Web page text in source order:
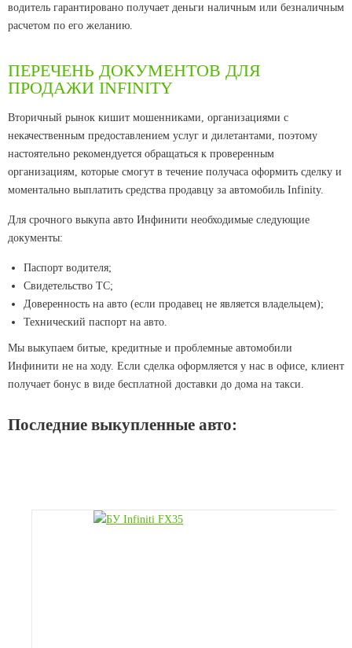
водитель гарантировано получает деньги наличным или безналичным
расчетом по его желанию.
ПЕРЕЧЕНЬ ДОКУМЕНТОВ ДЛЯ
ПРОДАЖИ INFINITY
Вторичный рынок кишит мошенниками, организациями с
некачественным предоставлением услуг и дилетантами, поэтому
настоятельно рекомендуется обращаться к проверенным
организациям, которые смогут в течение получаса оформить сделку и
моментально выплатить средства продавцу за автомобиль Infinity.
Для срочного выкупа авто Инфинити необходимые следующие
документы:
Паспорт водителя;
Свидетельство ТС;
Доверенность на авто (если продавец не является владельцем);
Технический паспорт на авто.
Мы выкупаем битые, кредитные и проблемные автомобили
Инфинити не на ходу. Если сделка оформляется у нас в офисе, клиент
получает бонус в виде бесплатной доставки до дома на такси.
Последние выкупленные авто: